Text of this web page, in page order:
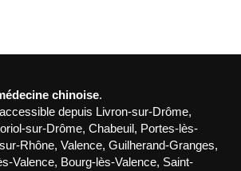
chinoise.
depuis Livron-sur-Drôme,
sur-Drôme, Chabeuil, Portes-lès-
Rhône, Valence, Guilherand-Granges,
Valence, Bourg-lès-Valence, Saint-